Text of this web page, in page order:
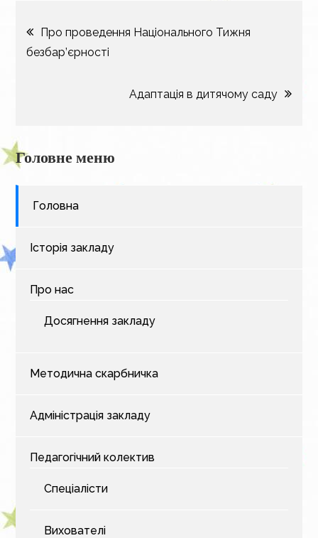
Навігація
записів
Про проведення Національного Тижня
безбар’єрності
Адаптація в дитячому саду
Головне меню
Головна
Історія закладу
Про нас
Досягнення закладу
Методична скарбничка
Адміністрація закладу
Педагогічний колектив
Спеціалісти
Вихователі